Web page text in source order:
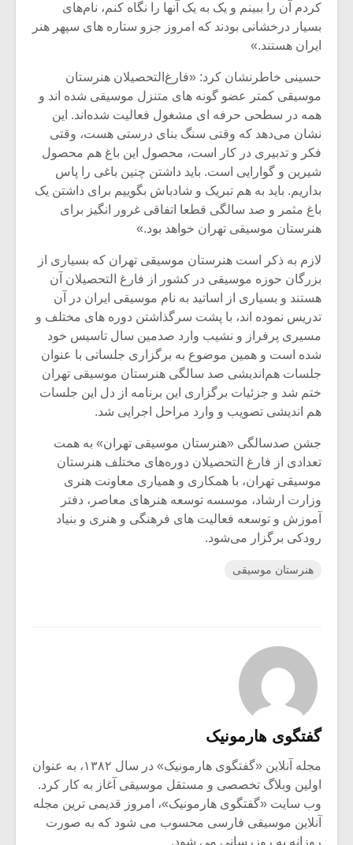
کردم آن را ببینم و یک به یک آنها را نگاه کنم، نام‌های
بسیار درخشانی بودند که امروز جزو ستاره های سپهر هنر
ایران هستند.»
حسینی خاطرنشان کرد: «فارغ‌التحصیلان هنرستان
موسیقی کمتر عضو گونه‌ های متنزل موسیقی شده‌ اند و
همه در سطحی حرفه ای مشغول فعالیت شده‌اند. این
نشان می‌دهد که وقتی سنگ بنای درستی هست، وقتی
فکر و تدبیری در کار است، محصول این باغ هم محصول
شیرین و گوارایی است. باید داشتن چنین باغی را پاس
بداریم. باید به هم تبریک و شادباش بگوییم برای داشتن یک
باغ مثمر و صد سالگی قطعا اتفاقی غرور انگیز برای
هنرستان موسیقی تهران خواهد بود.»
لازم به ذکر است هنرستان موسیقی تهران که بسیاری از
بزرگان حوزه موسیقی در کشور از فارغ التحصیلان آن
هستند و بسیاری از اساتید به نام موسیقی ایران در آن
تدریس نموده اند، با پشت سرگذاشتن دوره های مختلف و
مسیری پرفراز و نشیب وارد صدمین سال تاسیس خود
شده است و همین موضوع به برگزاری جلساتی با عنوان
جلسات هم‌اندیشی صد سالگی هنرستان موسیقی تهران
ختم شد و جزئیات برگزاری این برنامه از دل این جلسات
هم اندیشی تصویب و وارد مراحل اجرایی شد.
جشن صدسالگی «هنرستان موسیقی تهران» به همت
تعدادی از فارغ التحصیلان دوره‌های مختلف هنرستان
موسیقی تهران، با همکاری و همیاری معاونت هنری
وزارت ارشاد، موسسه توسعه هنرهای معاصر، دفتر
آموزش و توسعه فعالیت های فرهنگی و هنری و بنیاد
رودکی برگزار می‌شود.
هنرستان موسیقی
گفتگوی هارمونیک
مجله آنلاین «گفتگوی هارمونیک» در سال ۱۳۸۲، به عنوان
اولین وبلاگ تخصصی و مستقل موسیقی آغاز به کار کرد.
وب سایت «گفتگوی هارمونیک»، امروز قدیمی ترین مجله
آنلاین موسیقی فارسی محسوب می شود که به صورت
روزانه به روزرسانی می شود.